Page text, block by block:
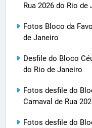
Rua 2026 do Rio de
Fotos Bloco da
de Janeiro
Desfile do Bloco
do Rio de Janeiro
Fotos desfile do
Carnaval de Rua
Fotos desfile do